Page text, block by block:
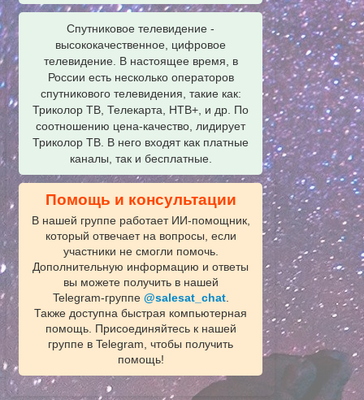
Спутниковое телевидение -
высококачественное, цифровое
телевидение. В настоящее время, в
России есть несколько операторов
спутникового телевидения, такие как:
Триколор ТВ, Телекарта, НТВ+, и др. По
соотношению цена-качество, лидирует
Триколор ТВ. В него входят как платные
каналы, так и бесплатные.
Помощь и консультации
В нашей группе работает ИИ‑помощник,
который отвечает на вопросы, если
участники не смогли помочь.
Дополнительную информацию и ответы
вы можете получить в нашей
Telegram‑группе @salesat_chat.
Также доступна быстрая компьютерная
помощь. Присоединяйтесь к нашей
группе в Telegram, чтобы получить
помощь!